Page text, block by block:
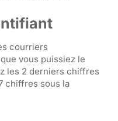
courriers
vous puissiez le
les 2 derniers chiffres
chiffres sous la